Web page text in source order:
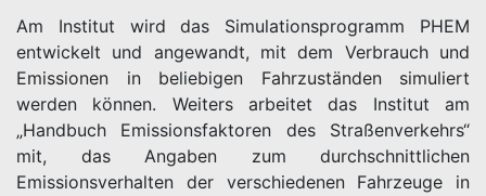
Am Institut wird das Simulationsprogramm PHEM
entwickelt und angewandt, mit dem Verbrauch und
Emissionen in beliebigen Fahrzuständen simuliert
werden können. Weiters arbeitet das Institut am
„Handbuch Emissionsfaktoren des Straßenverkehrs“
mit, das Angaben zum durchschnittlichen
Emissionsverhalten der verschiedenen Fahrzeuge in